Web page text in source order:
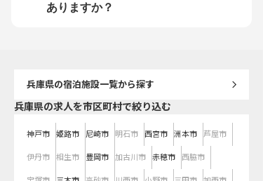
ありますか？
兵庫県の宿泊施設一覧から探す
兵庫県の求人を市区町村で絞り込む
神戸市 姫路市 尼崎市 明石市 西宮市 洲本市 芦屋市
伊丹市 相生市 豊岡市 加古川市 赤穂市 西脇市